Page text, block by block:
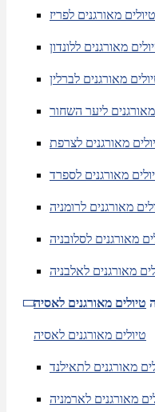
טיולים מאורגנים לפריז
מאורגנים ללונדון
מאורגנים לברלין
מאורגנים ליער השחור
מאורגנים לצרפת
מאורגנים לספרד
מאורגנים לרומניה
מאורגנים לסלובניה
מאורגנים לאלבניה
טיולים מאורגנים לאסיה
טיולים מאורגנים לאסיה
מאורגנים לתאילנד
מאורגנים לארמניה